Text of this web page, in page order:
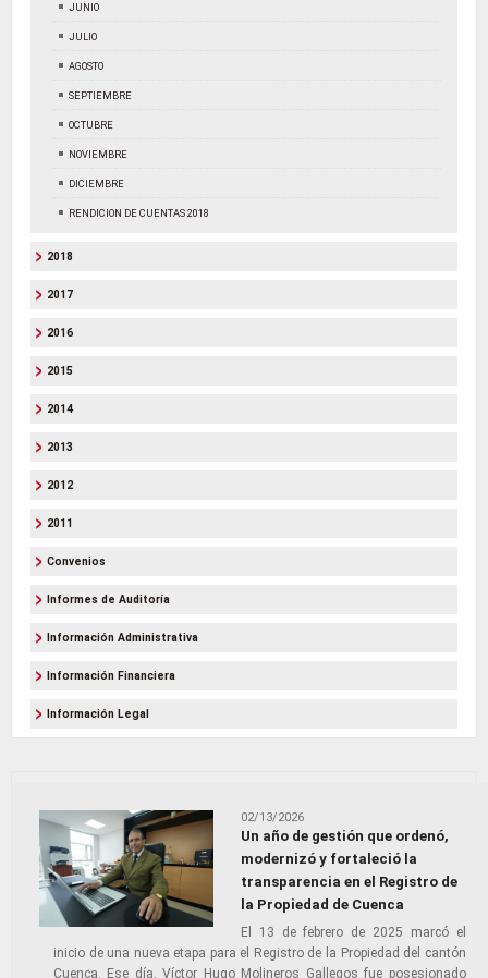
JUNIO
JULIO
AGOSTO
SEPTIEMBRE
OCTUBRE
NOVIEMBRE
DICIEMBRE
RENDICION DE CUENTAS 2018
2018
2017
2016
2015
2014
2013
2012
2011
Convenios
Informes de Auditoría
Información Administrativa
Información Financiera
Información Legal
02/13/2026
Un año de gestión que ordenó,
modernizó y fortaleció la
transparencia en el Registro de
la Propiedad de Cuenca
El 13 de febrero de 2025 marcó el
inicio de una nueva etapa para el Registro de la Propiedad del cantón
Cuenca. Ese día, Víctor Hugo Molineros Gallegos fue posesionado